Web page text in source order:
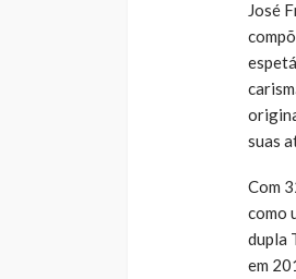
José
suas
Com
como
dupla
em